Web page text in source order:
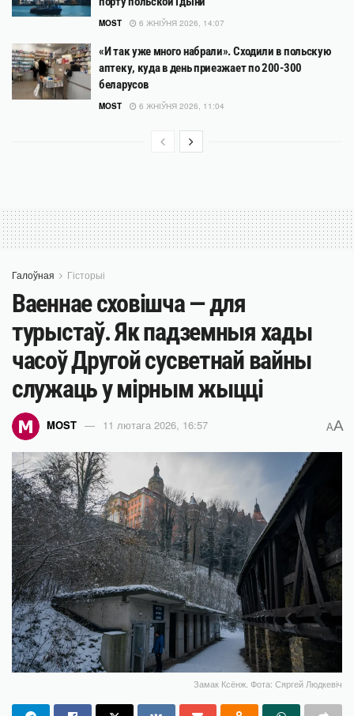
MOST 6 ЖНІЎНЯ 2026, 14:07
«И так уже много набрали». Сходили в польскую
аптеку, куда в день приезжает по 200-300
беларусов
MOST 6 ЖНІЎНЯ 2026, 11:04
Галоўная Гісторыі
Ваеннае сховішча — для
турыстаў. Як падземныя хады
часоў Другой сусветнай вайны
служаць у мірным жыцці
MOST 11 лютага 2026, 16:57 AA
Замак Ксёнж. Фота: Сяргей Людкевіч